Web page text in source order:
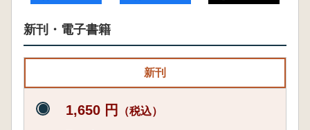
新刊・電子書籍
新刊
1,650 円 （税込）